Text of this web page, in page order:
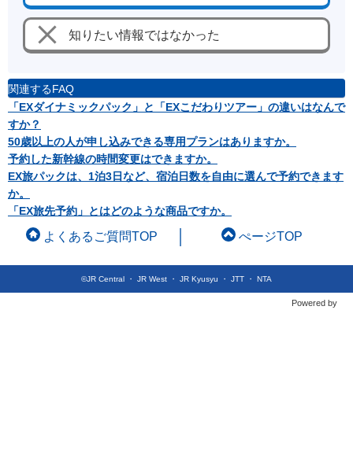
知りたい情報ではなかった
関連するFAQ
「EXダイナミックパック」と「EXこだわりツアー」の違いはなんで
すか？
50歳以上の人が申し込みできる専用プランはありますか。
予約した新幹線の時間変更はできますか。
EX旅パックは、1泊3日など、宿泊日数を自由に選んで予約できます
か。
「EX旅先予約」とはどのような商品ですか。
©JR Central ・ JR West ・ JR Kyusyu ・ JTT ・ NTA
Powered by
よくあるご質問TOP ぺージTOP